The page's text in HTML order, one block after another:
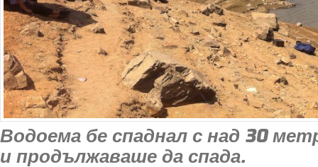
Водоема бе спаднал с над 30
и продължаваше да спада.